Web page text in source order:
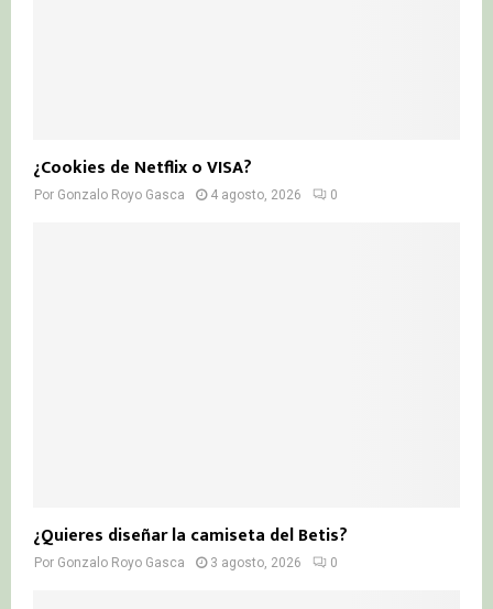
¿Cookies de Netflix o VISA?
Por Gonzalo Royo Gasca 4 agosto, 2026 0
¿Quieres diseñar la camiseta del Betis?
Por Gonzalo Royo Gasca 3 agosto, 2026 0